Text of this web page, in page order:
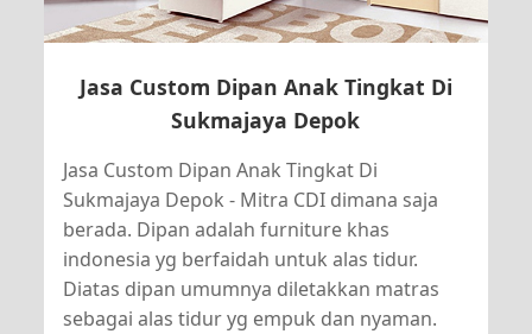
Jasa Custom Dipan Anak Tingkat Di
Sukmajaya Depok
Jasa Custom Dipan Anak Tingkat Di
Sukmajaya Depok - Mitra CDI dimana saja
berada. Dipan adalah furniture khas
indonesia yg berfaidah untuk alas tidur.
Diatas dipan umumnya diletakkan matras
sebagai alas tidur yg empuk dan nyaman.